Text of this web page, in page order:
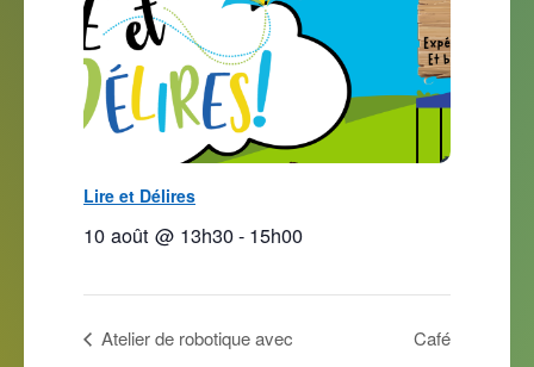
Lire et Délires
10 août @ 13h30- 15h00
Atelier de robotique avec
Café